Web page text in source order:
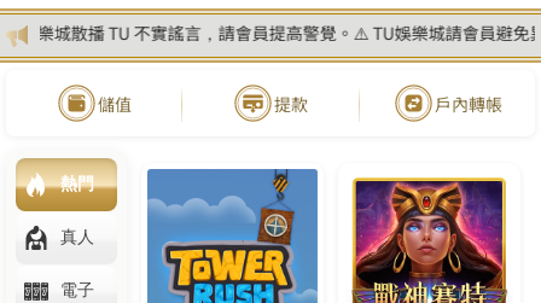
戰神賽特新體驗
賽特問與答
登入/註冊